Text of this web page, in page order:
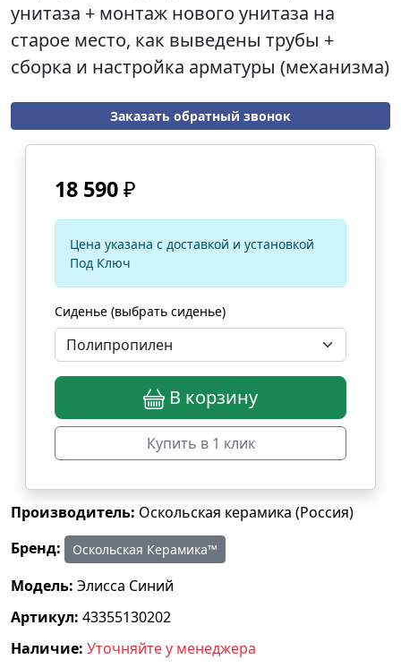
унитаза + монтаж нового унитаза на
старое место, как выведены трубы +
сборка и настройка арматуры (механизма)
Заказать обратный звонок
18 590₽
Цена указана с доставкой и установкой
Под Ключ
Сиденье (выбрать сиденье)
В корзину
Купить в 1 клик
Производитель: Оскольская керамика (Россия)
Бренд:
Оскольская Керамика™
Модель: Элисса Синий
Артикул: 43355130202
Наличие: Уточняйте у менеджера